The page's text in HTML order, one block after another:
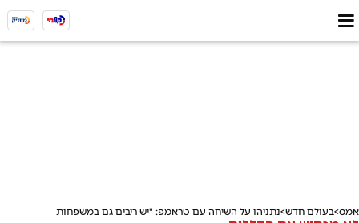
אמס בעולם חדש נתניהו על השיחה עם טראמפ: "יש ריבים גם במשפחות טובות"